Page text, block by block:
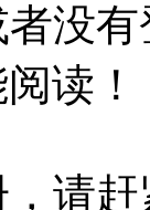
没有
读！
请赶